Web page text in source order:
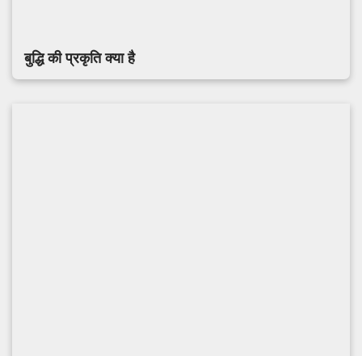
बुद्धि की प्रकृति क्या है